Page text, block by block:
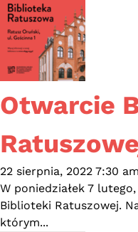
Otwarcie
22 sierpnia, 2022 7:30 am
W poniedziałek 7
Biblioteki Ratuszowej.
którym...